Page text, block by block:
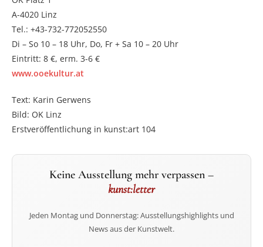
A-4020 Linz
Tel.: +43-732-772052550
Di – So 10 – 18 Uhr, Do, Fr + Sa 10 – 20 Uhr
Eintritt: 8 €, erm. 3-6 €
www.ooekultur.at
Text: Karin Gerwens
Bild: OK Linz
Erstveröffentlichung in kunst:art 104
Keine Ausstellung mehr verpassen –
kunst:letter
Jeden Montag und Donnerstag: Ausstellungshighlights und
News aus der Kunstwelt.